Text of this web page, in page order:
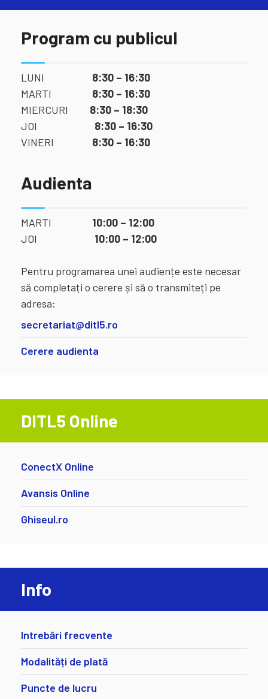
Program cu publicul
LUNI 8:30 – 16:30
MARTI 8:30 – 16:30
MIERCURI 8:30 – 18:30
JOI 8:30 – 16:30
VINERI 8:30 – 16:30
Audienta
MARTI 10:00 – 12:00
JOI 10:00 – 12:00
Pentru programarea unei audiențe este necesar
să completați o cerere și să o transmiteți pe
adresa:
secretariat@ditl5.ro
Cerere audienta
DITL5 Online
ConectX Online
Avansis Online
Ghiseul.ro
Info
Intrebări frecvente
Modalități de plată
Puncte de lucru